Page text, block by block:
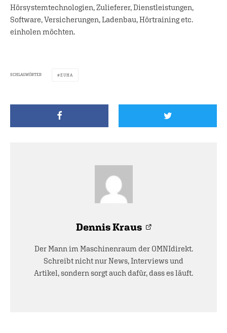
Hörsystemtechnologien, Zulieferer, Dienstleistungen,
Software, Versicherungen, Ladenbau, Hörtraining etc.
einholen möchten.
SCHLAGWÖRTER EUHA
Dennis Kraus
Der Mann im Maschinenraum der OMNIdirekt.
Schreibt nicht nur News, Interviews und
Artikel, sondern sorgt auch dafür, dass es läuft.